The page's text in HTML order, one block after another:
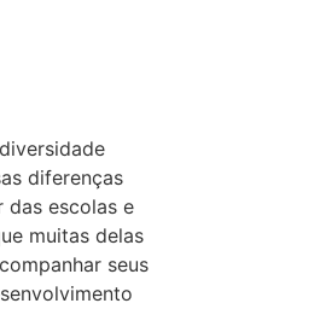
diferenças
das escolas e
muitas delas
seus